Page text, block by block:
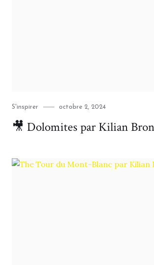
Category
S'inspirer
Posted
octobre 2, 2024
🎥 Dolomites par Kilian Bron